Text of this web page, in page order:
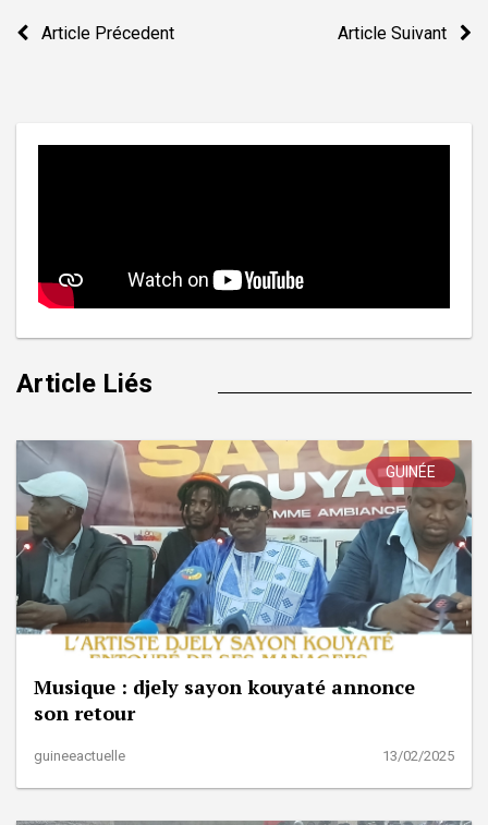
Navigation
Article Précedent Article Suivant
Article Liés
GUINÉE
Musique : djely sayon kouyaté annonce
son retour
guineeactuelle 13/02/2025